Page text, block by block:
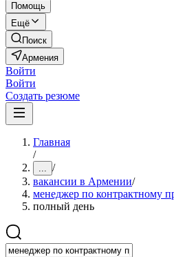
Помощь
Ещё
Поиск
Армения
Войти
Войти
Создать резюме
Главная
/
... /
вакансии в Армении/
менеджер по контрактному
полный день